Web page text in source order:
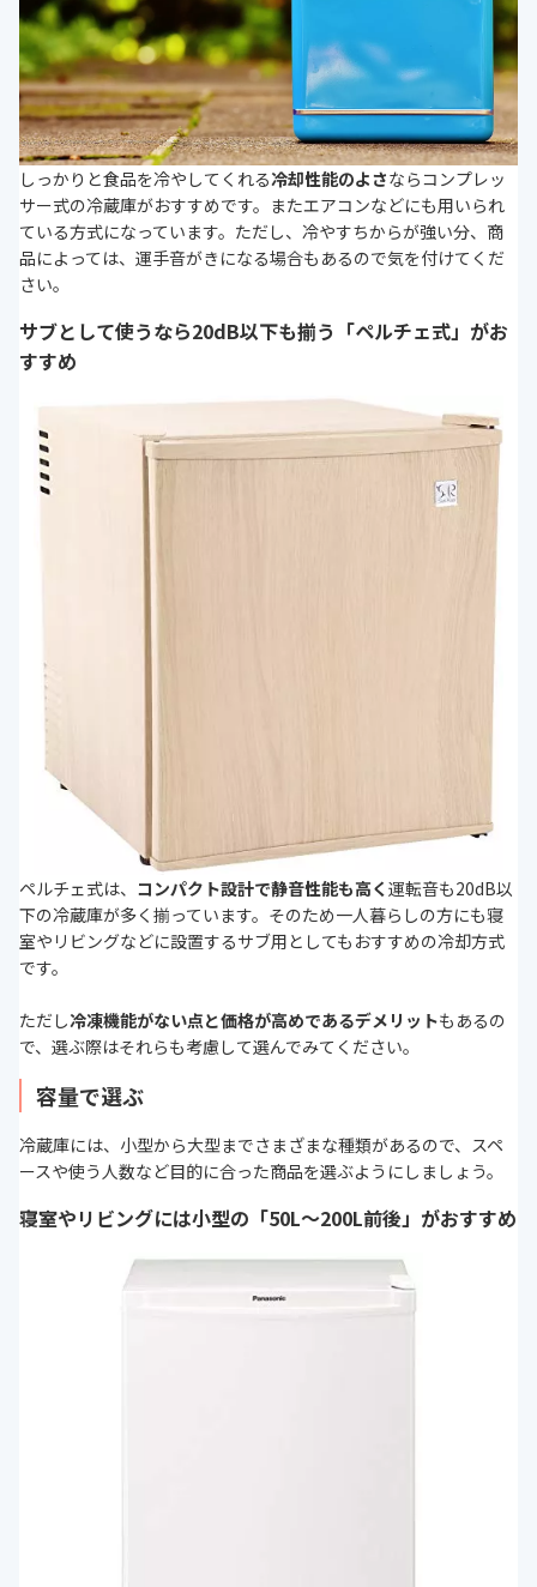
しっかりと食品を冷やしてくれる冷却性能のよさならコンプレッ
サー式の冷蔵庫がおすすめです。またエアコンなどにも用いられ
ている方式になっています。ただし、冷やすちからが強い分、商
品によっては、運手音がきになる場合もあるので気を付けてくだ
さい。
サブとして使うなら20dB以下も揃う「ペルチェ式」がお
すすめ
ペルチェ式は、 コンパクト設計で静音性能も高く運転音も20dB以
下の冷蔵庫が多く揃っています。そのため一人暮らしの方にも寝
室やリビングなどに設置するサブ用としてもおすすめの冷却方式
です。
ただし冷凍機能がない点と価格が高めであるデメリットもあるの
で、選ぶ際はそれらも考慮して選んでみてください。
容量で選ぶ
冷蔵庫には、小型から大型までさまざまな種類があるので、スペ
ースや使う人数など目的に合った商品を選ぶようにしましょう。
寝室やリビングには小型の「50L～200L前後」がおすすめ